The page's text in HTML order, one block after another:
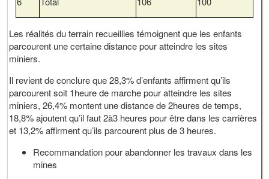
Les réalités du terrain recueillies témoignent que les enfants
parcourent une certaine distance pour atteindre les sites
miniers.
Il revient de conclure que 28,3% d’enfants affirment qu’ils
parcourent soit 1heure de marche pour atteindre les sites
miniers, 26,4% montent une distance de 2heures de temps,
18,8% ajoutent qu’il faut 2à3 heures pour être dans les carrières
et 13,2% affirment qu’ils parcourent plus de 3 heures.
Recommandation pour abandonner les travaux dans les
mines